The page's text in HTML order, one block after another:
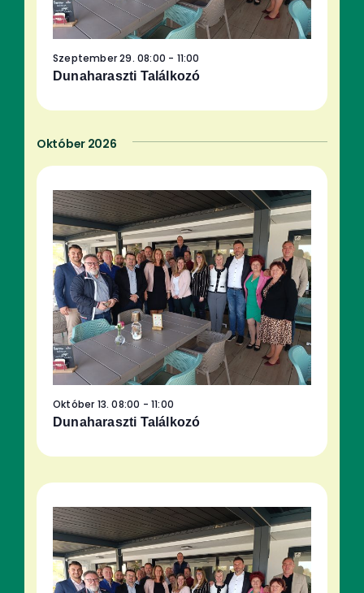
Dunaharaszti Találkozó
Szeptember 29. 08:00 - 11:00
Október 2026
Dunaharaszti Találkozó
Október 13. 08:00 -11:00